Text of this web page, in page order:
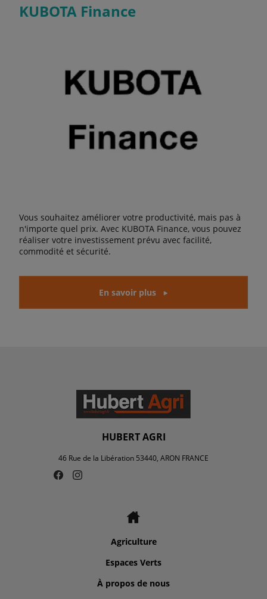
KUBOTA Finance
Vous souhaitez améliorer votre productivité, mais pas à
n'importe quel prix. Avec KUBOTA Finance, vous pouvez
réaliser votre investissement prévu avec facilité,
commodité et sécurité.
En savoir plus
HUBERT AGRI
46 Rue de la Libération 53440, ARON FRANCE
Agriculture
Espaces Verts
À propos de nous